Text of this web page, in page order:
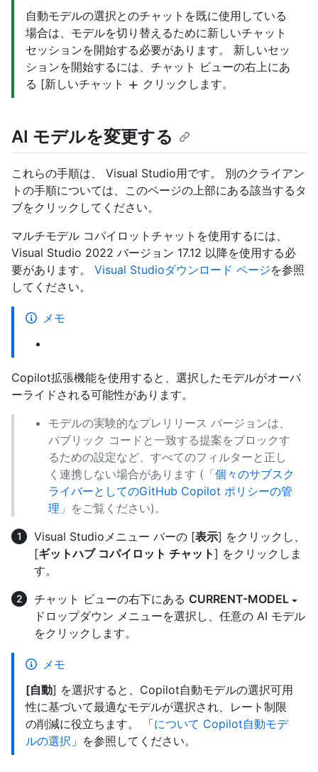
自動モデルの選択とのチャットを既に使用している
場合は、モデルを切り替えるために新しいチャット
セッションを開始する必要があります。 新しいセッ
ションを開始するには、チャット ビューの右上にあ
る [新しいチャット
クリックします。
AI モデルを変更する
これらの手順は、 Visual Studio用です。 別のクライアン
トの手順については、このページの上部にある該当するタ
ブをクリックしてください。
マルチモデル コパイロットチャットを使用するには、
Visual Studio 2022 バージョン 17.12 以降を使用する必
要があります。 Visual Studioダウンロード ページを参照
してください。
メモ
Copilot拡張機能を使用すると、選択したモデルがオーバ
ーライドされる可能性があります。
モデルの実験的なプレリリース バージョンは、
パブリック コードと一致する提案をブロックす
るための設定など、すべてのフィルターと正し
く連携しない場合があります (「個々のサブスク
ライバーとしてのGitHub Copilot ポリシーの管
理 」をご覧ください)。
Visual Studioメニュー バーの [表示] をクリックし、
[ギットハブ コパイロット チャット] をクリックしま
す。
チャット ビューの右下にある CURRENT-MODEL
ドロップダウン メニューを選択し、任意の AI モデル
をクリックします。
メモ
[自動] を選択すると、Copilot自動モデルの選択可用
性に基づいて最適なモデルが選択され、レート制限
の削減に役立ちます。 「について Copilot自動モデ
ルの選択 」を参照してください。